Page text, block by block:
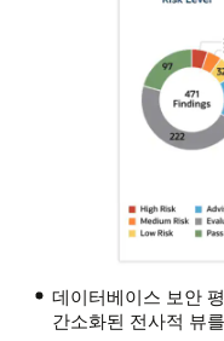
데이터베이스 보안
간소화된 전사적 뷰